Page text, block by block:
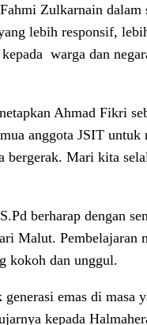
Fahmi Zulkarnain dalam
lebih responsif,
warga dan
Ahmad Fikri
anggota JSIT
bergerak. Mari kita
berharap dengan
Malut.
kokoh dan unggul.
generasi emas di masa
kepada